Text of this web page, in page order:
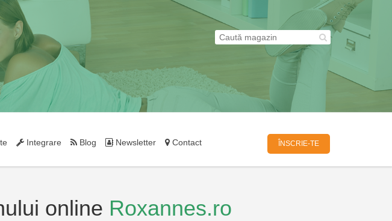
Integrare Blog Newsletter Contact ÎNSCRIE-TE
online Roxannes.ro